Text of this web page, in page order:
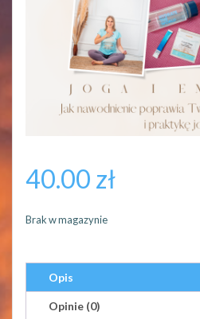
40.00 zł
Brak w magazynie
Opis
Opinie (0)